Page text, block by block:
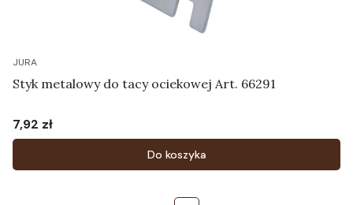
JURA
Styk metalowy do tacy ociekowej Art. 66291
Cena
7,92 zł
Do koszyka